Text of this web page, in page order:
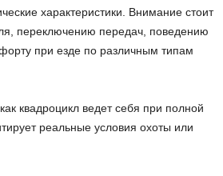
характеристики. Внимание стоит
переключению передач, поведению
при езде по различным типам
квадроцикл ведет себя при полной
реальные условия охоты или